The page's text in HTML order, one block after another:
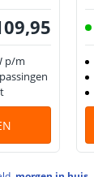
,95
p/m